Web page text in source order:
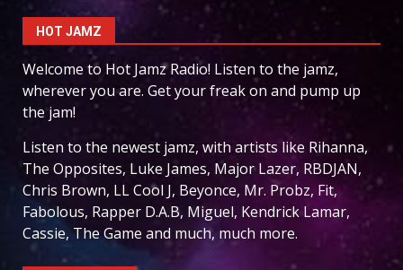
HOT JAMZ
Welcome to Hot Jamz Radio! Listen to the jamz,
wherever you are. Get your freak on and pump up
the jam!
Listen to the newest jamz, with artists like Rihanna,
The Opposites, Luke James, Major Lazer, RBDJAN,
Chris Brown, LL Cool J, Beyonce, Mr. Probz, Fit,
Fabolous, Rapper D.A.B, Miguel, Kendrick Lamar,
Cassie, The Game and much, much more.